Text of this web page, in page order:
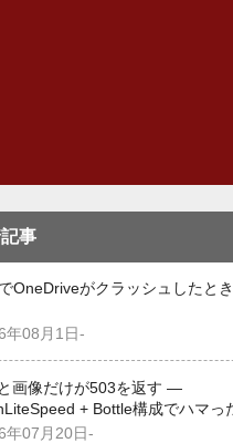
事
OneDriveがクラッシュしたと
年08月1日-
画像だけが503を返す —
+ Bottle構成でハマっ
年07月20日-